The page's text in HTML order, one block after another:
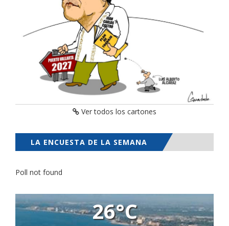
Ver todos los cartones
LA ENCUESTA DE LA SEMANA
Poll not found
26°C